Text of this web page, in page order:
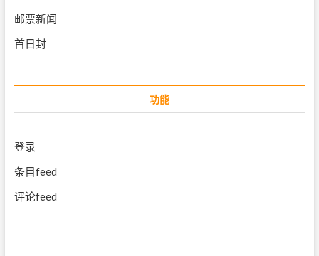
邮票新闻
首日封
功能
登录
条目feed
评论feed